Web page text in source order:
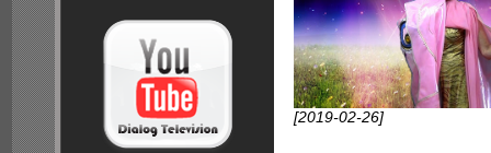
[2019-02-26]